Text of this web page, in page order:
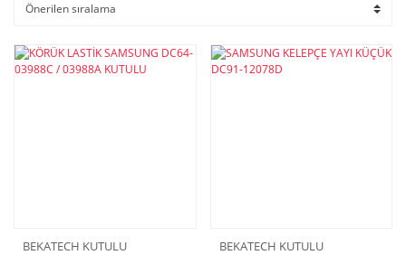
BEKATECH KUTULU
BEKATECH KUTULU